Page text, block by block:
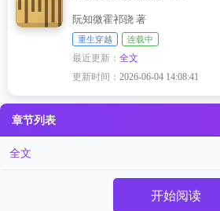
阮知微霍祁骁 著
重生穿越 连载中
最近更新：全文
更新时间：2026-06-04 14:08:41
章节列表
全文
开始阅读